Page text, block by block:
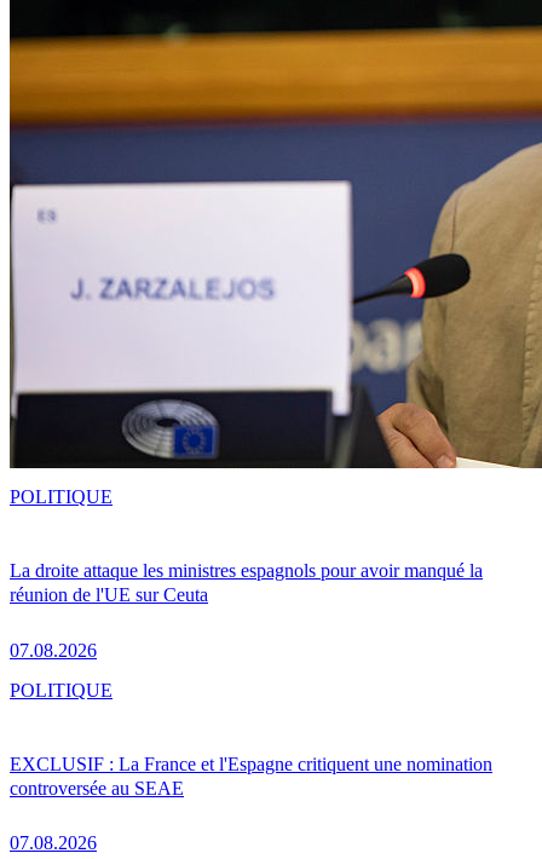
La droite attaque les ministres espagnols pour avoir manqué la
réunion de l'UE sur Ceuta
07.08.2026
POLITIQUE
EXCLUSIF : La France et l'Espagne critiquent une nomination
controversée au SEAE
07.08.2026
POLITIQUE